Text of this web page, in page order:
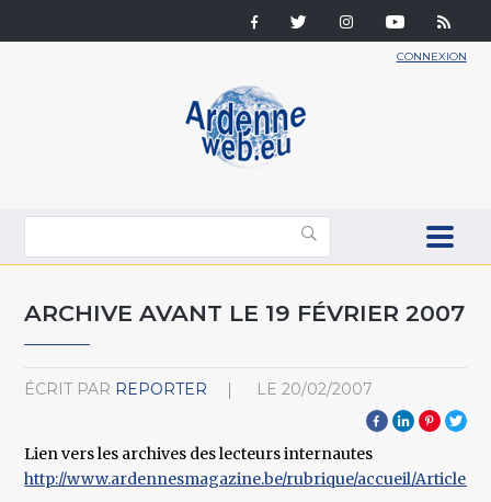
CONNEXION
ARCHIVE AVANT LE 19 FÉVRIER 2007
ÉCRIT PAR REPORTER LE 20/02/2007
Lien vers les archives des lecteurs internautes
http://www.ardennesmagazine.be/rubrique/accueil/